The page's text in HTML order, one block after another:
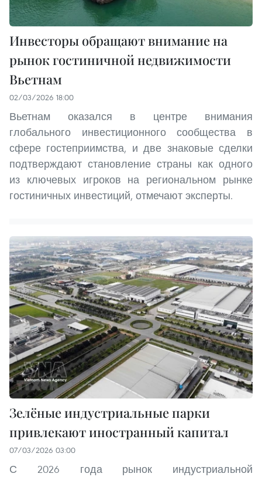
Инвесторы обращают внимание на
рынок гостиничной недвижимости
Вьетнам
02/03/2026 18:00
Вьетнам оказался в центре внимания
глобального инвестиционного сообщества в
сфере гостеприимства, и две знаковые сделки
подтверждают становление страны как одного
из ключевых игроков на региональном рынке
гостиничных инвестиций, отмечают эксперты.
Зелёные индустриальные парки
привлекают иностранный капитал
07/03/2026 03:00
С 2026 года рынок индустриальной